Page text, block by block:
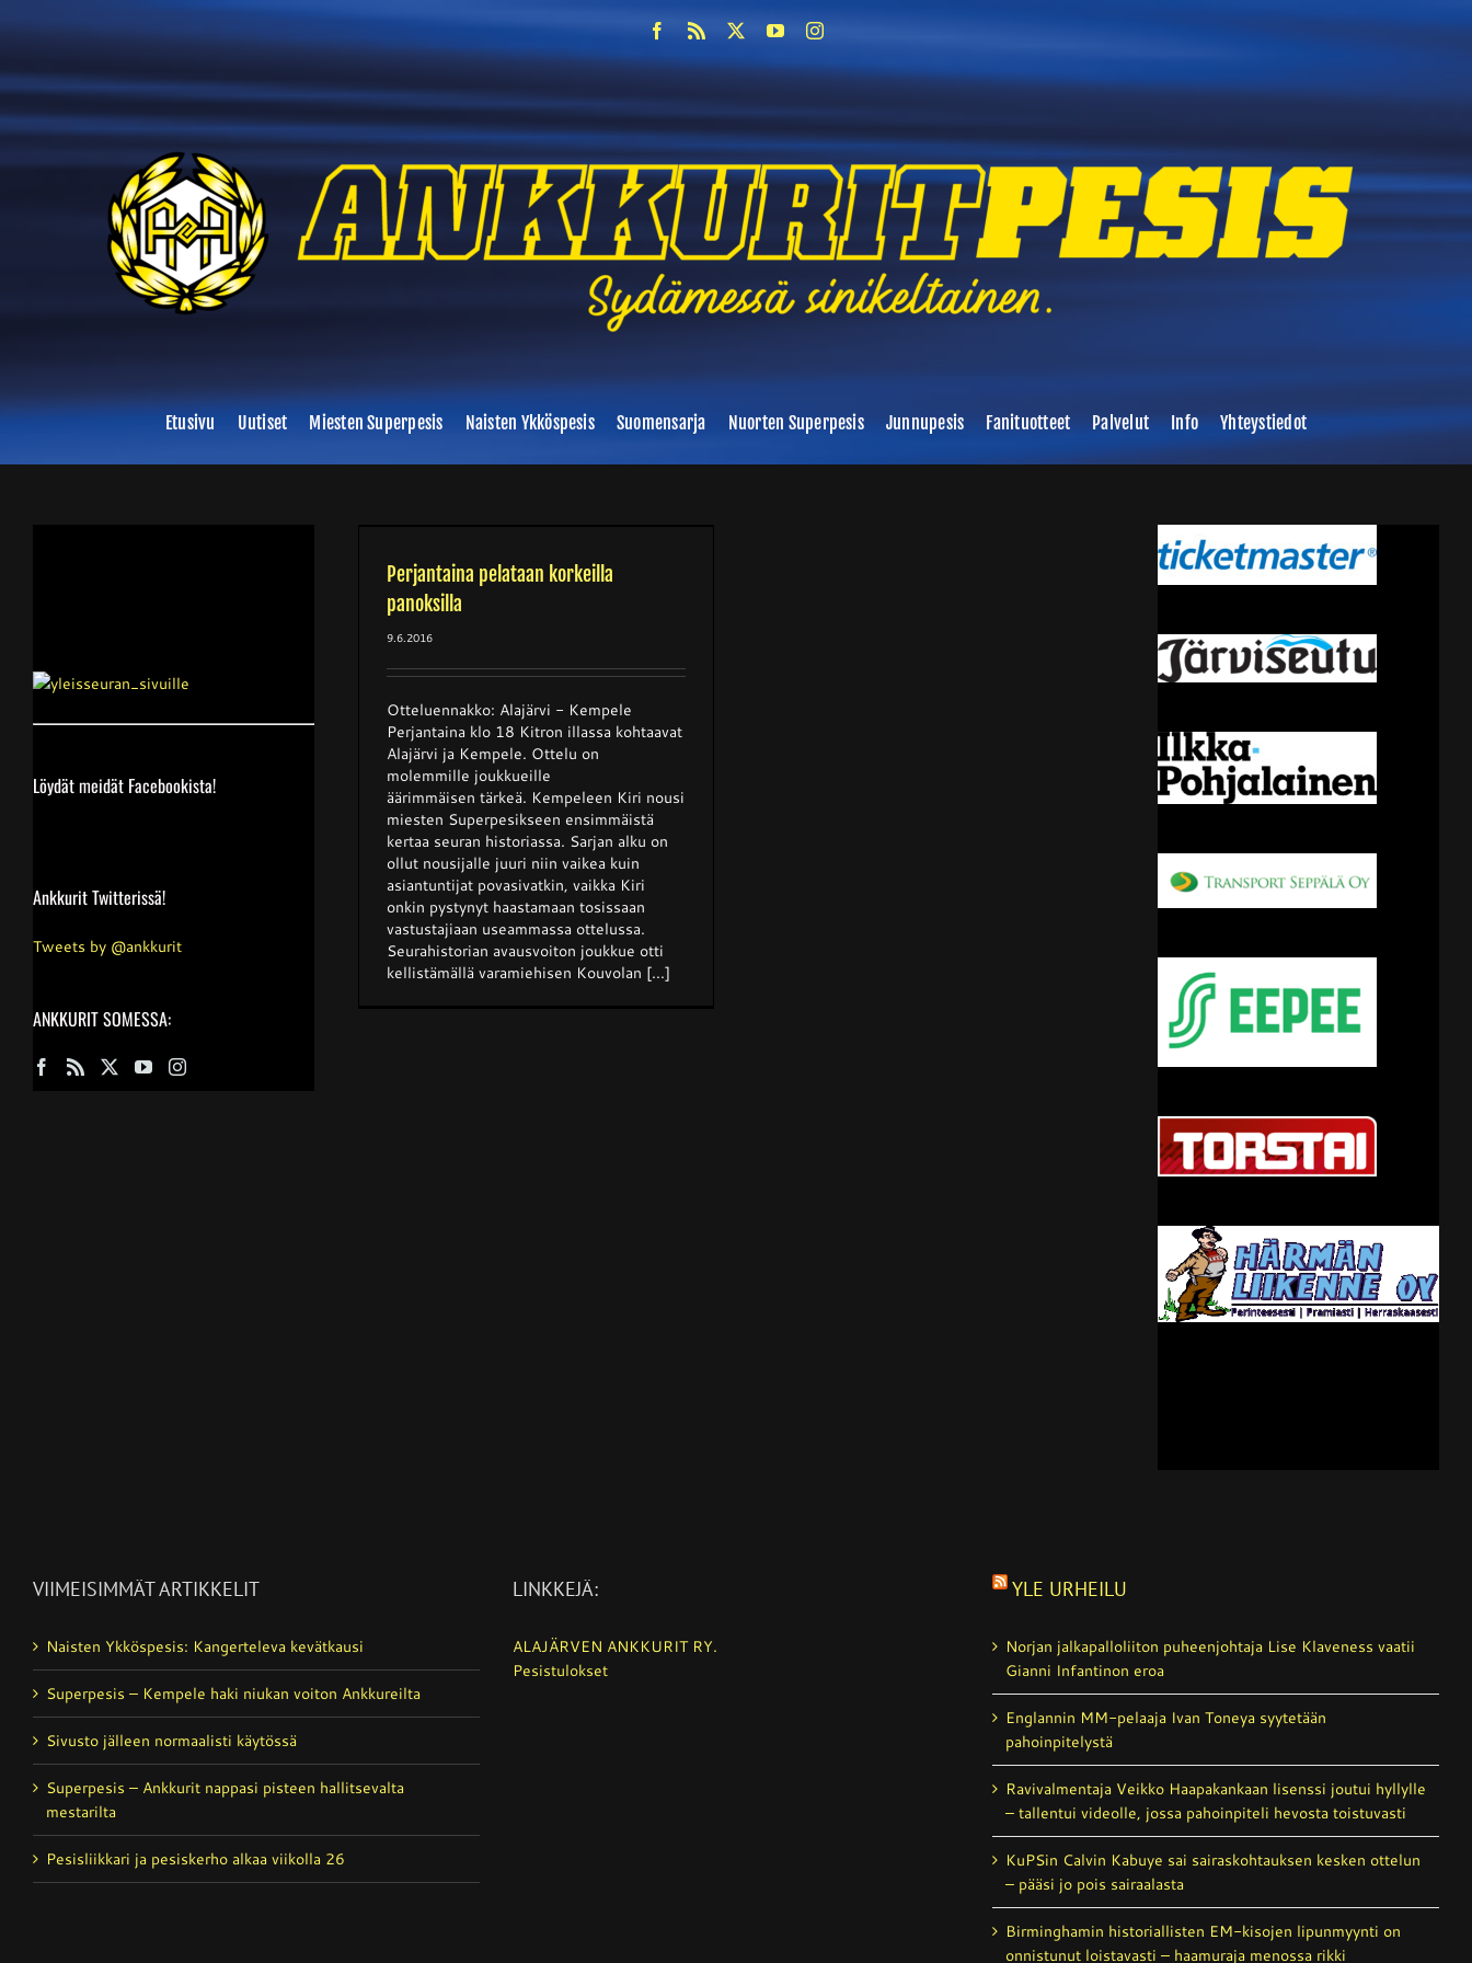
Etusivu Uutiset Miesten Superpesis Naisten Ykköspesis Suomensarja Nuorten Superpesis Junnupesis Fanituotteet Palvelut Info Yhteystiedot
Perjantaina pelataan korkeilla
panoksilla
9.6.2016
Otteluennakko: Alajärvi - Kempele
Perjantaina klo 18 Kitron illassa kohtaavat
Alajärvi ja Kempele. Ottelu on
molemmille joukkueille
äärimmäisen tärkeä. Kempeleen Kiri nousi
miesten Superpesikseen ensimmäistä
kertaa seuran historiassa. Sarjan alku on
ollut nousijalle juuri niin vaikea kuin
asiantuntijat povasivatkin, vaikka Kiri
onkin pystynyt haastamaan tosissaan
vastustajiaan useammassa ottelussa.
Seurahistorian avausvoiton joukkue otti
kellistämällä varamiehisen Kouvolan [...]
Löydät meidät Facebookista!
Ankkurit Twitterissä!
Tweets by @ankkurit
ANKKURIT SOMESSA:
VIIMEISIMMÄT ARTIKKELIT
Naisten Ykköspesis: Kangerteleva kevätkausi
Superpesis – Kempele haki niukan voiton Ankkureilta
Sivusto jälleen normaalisti käytössä
Superpesis – Ankkurit nappasi pisteen hallitsevalta
mestarilta
Pesisliikkari ja pesiskerho alkaa viikolla 26
LINKKEJÄ:
ALAJÄRVEN ANKKURIT RY.
Pesistulokset
YLE URHEILU
Norjan jalkapalloliiton puheenjohtaja Lise Klaveness vaatii
Gianni Infantinon eroa
Englannin MM-pelaaja Ivan Toneya syytetään
pahoinpitelystä
Ravivalmentaja Veikko Haapakankaan lisenssi joutui hyllylle
– tallentui videolle, jossa pahoinpiteli hevosta toistuvasti
KuPSin Calvin Kabuye sai sairaskohtauksen kesken ottelun
– pääsi jo pois sairaalasta
Birminghamin historiallisten EM-kisojen lipunmyynti on
onnistunut loistavasti – haamuraja menossa rikki